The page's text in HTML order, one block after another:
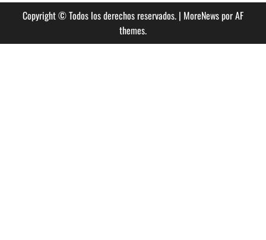
Copyright © Todos los derechos reservados. | MoreNewspor AF
themes.